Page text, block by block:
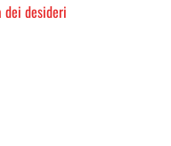
desideri